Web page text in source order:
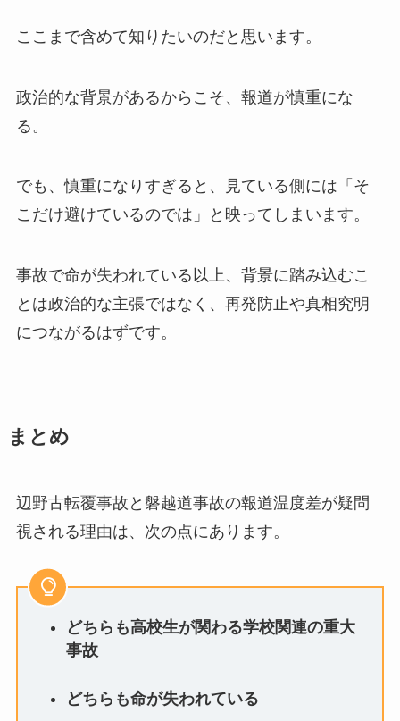
ここまで含めて知りたいのだと思います。
政治的な背景があるからこそ、報道が慎重にな
る。
でも、慎重になりすぎると、見ている側には「そ
こだけ避けているのでは」と映ってしまいます。
事故で命が失われている以上、背景に踏み込むこ
とは政治的な主張ではなく、再発防止や真相究明
につながるはずです。
まとめ
辺野古転覆事故と磐越道事故の報道温度差が疑問
視される理由は、次の点にあります。
どちらも高校生が関わる学校関連の重大
事故
どちらも命が失われている